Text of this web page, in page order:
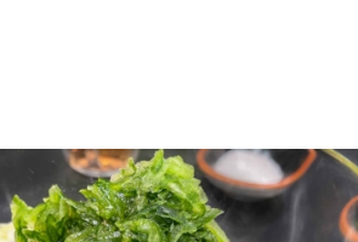
ένα επιτυχημένοτζατζίκι, είναι